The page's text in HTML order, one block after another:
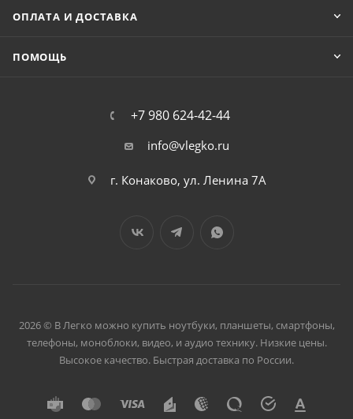
ОПЛАТА И ДОСТАВКА
ПОМОЩЬ
+7 980 624-42-44
info@vlegko.ru
г. Конаково, ул. Ленина 7А
2026 © В Легко можно купить ноутбуки, планшеты, смартфоны,
телефоны, моноблоки, видео, и аудио технику. Низкие цены.
Высокое качество. Быстрая доставка по России.